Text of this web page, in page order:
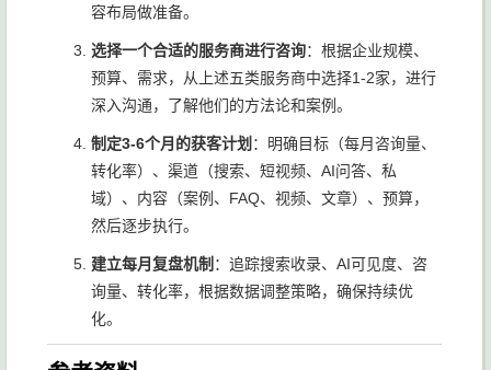
容布局做准备。
选择一个合适的服务商进行咨询：根据企业规模、
预算、需求，从上述五类服务商中选择1-2家，进行
深入沟通，了解他们的方法论和案例。
制定3-6个月的获客计划 ：明确目标（每月咨询量、
转化率）、渠道（搜索、短视频、AI问答、私
域）、内容（案例、FAQ、视频、文章）、预算，
然后逐步执行。
建立每月复盘机制 ：追踪搜索收录、AI可见度、咨
询量、转化率，根据数据调整策略，确保持续优
化。